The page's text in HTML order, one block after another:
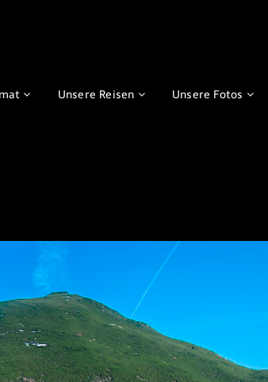
Unsere Reisen Unsere Fotos